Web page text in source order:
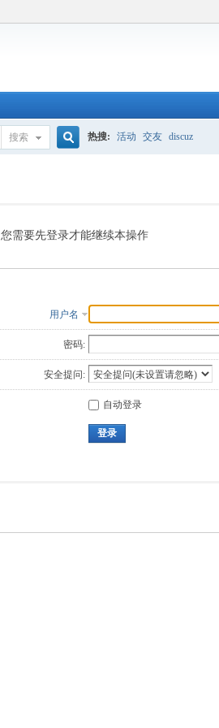
搜索
索
热搜: 活动 交友 discuz
您需要先登录才能继续本操作
用户名
密码:
安全提问:
自动登录
登录